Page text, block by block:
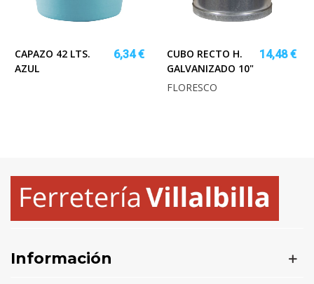
CAPAZO 42 LTS.
AZUL
6,34 €
CUBO RECTO H.
GALVANIZADO 10"
14,48 €
FLORESCO
Información